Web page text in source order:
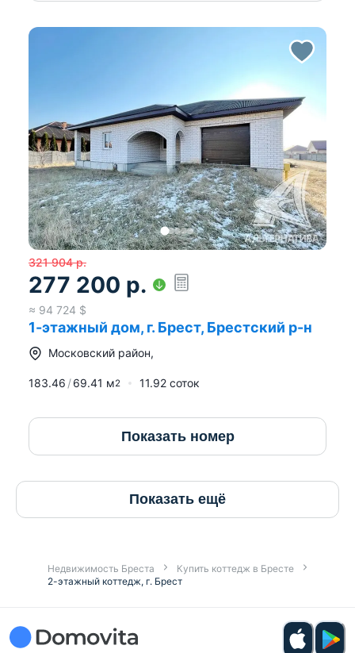
321 904 р.
277 200 р.
≈ 94 724 $
1-этажный дом, г. Брест, Брестский р-н
Московский район,
183.46 69.41 м2 11.92 соток
Показать номер
Показать ещё
Недвижимость Бреста
Купить коттедж в Бресте
2-этажный коттедж, г. Брест